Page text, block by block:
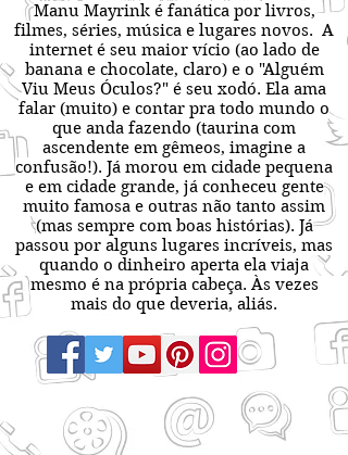
Manu Mayrink é fanática por livros,
filmes, séries, música e lugares novos. A
internet é seu maior vício (ao lado de
banana e chocolate, claro) e o "Alguém
Viu Meus Óculos?" é seu xodó. Ela ama
falar (muito) e contar pra todo mundo o
que anda fazendo (taurina com
ascendente em gêmeos, imagine a
confusão!). Já morou em cidade pequena
e em cidade grande, já conheceu gente
muito famosa e outras não tanto assim
(mas sempre com boas histórias). Já
passou por alguns lugares incríveis, mas
quando o dinheiro aperta ela viaja
mesmo é na própria cabeça. Às vezes
mais do que deveria, aliás.